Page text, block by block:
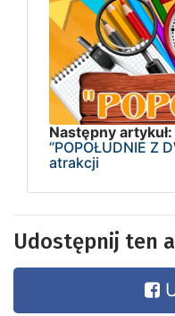
Następny artykuł:
”POPOŁUDNIE Z
atrakcji
Udostępnij ten